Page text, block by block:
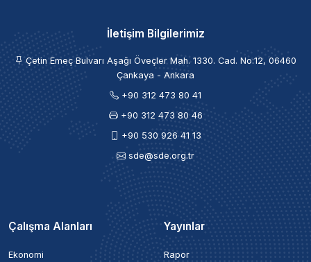
İletişim Bilgilerimiz
Çetin Emeç Bulvarı Aşağı Öveçler Mah. 1330. Cad. No:12, 06460
Çankaya - Ankara
+90 312 473 80 41
+90 312 473 80 46
+90 530 926 41 13
sde@sde.org.tr
Çalışma Alanları
Ekonomi
Yayınlar
Rapor